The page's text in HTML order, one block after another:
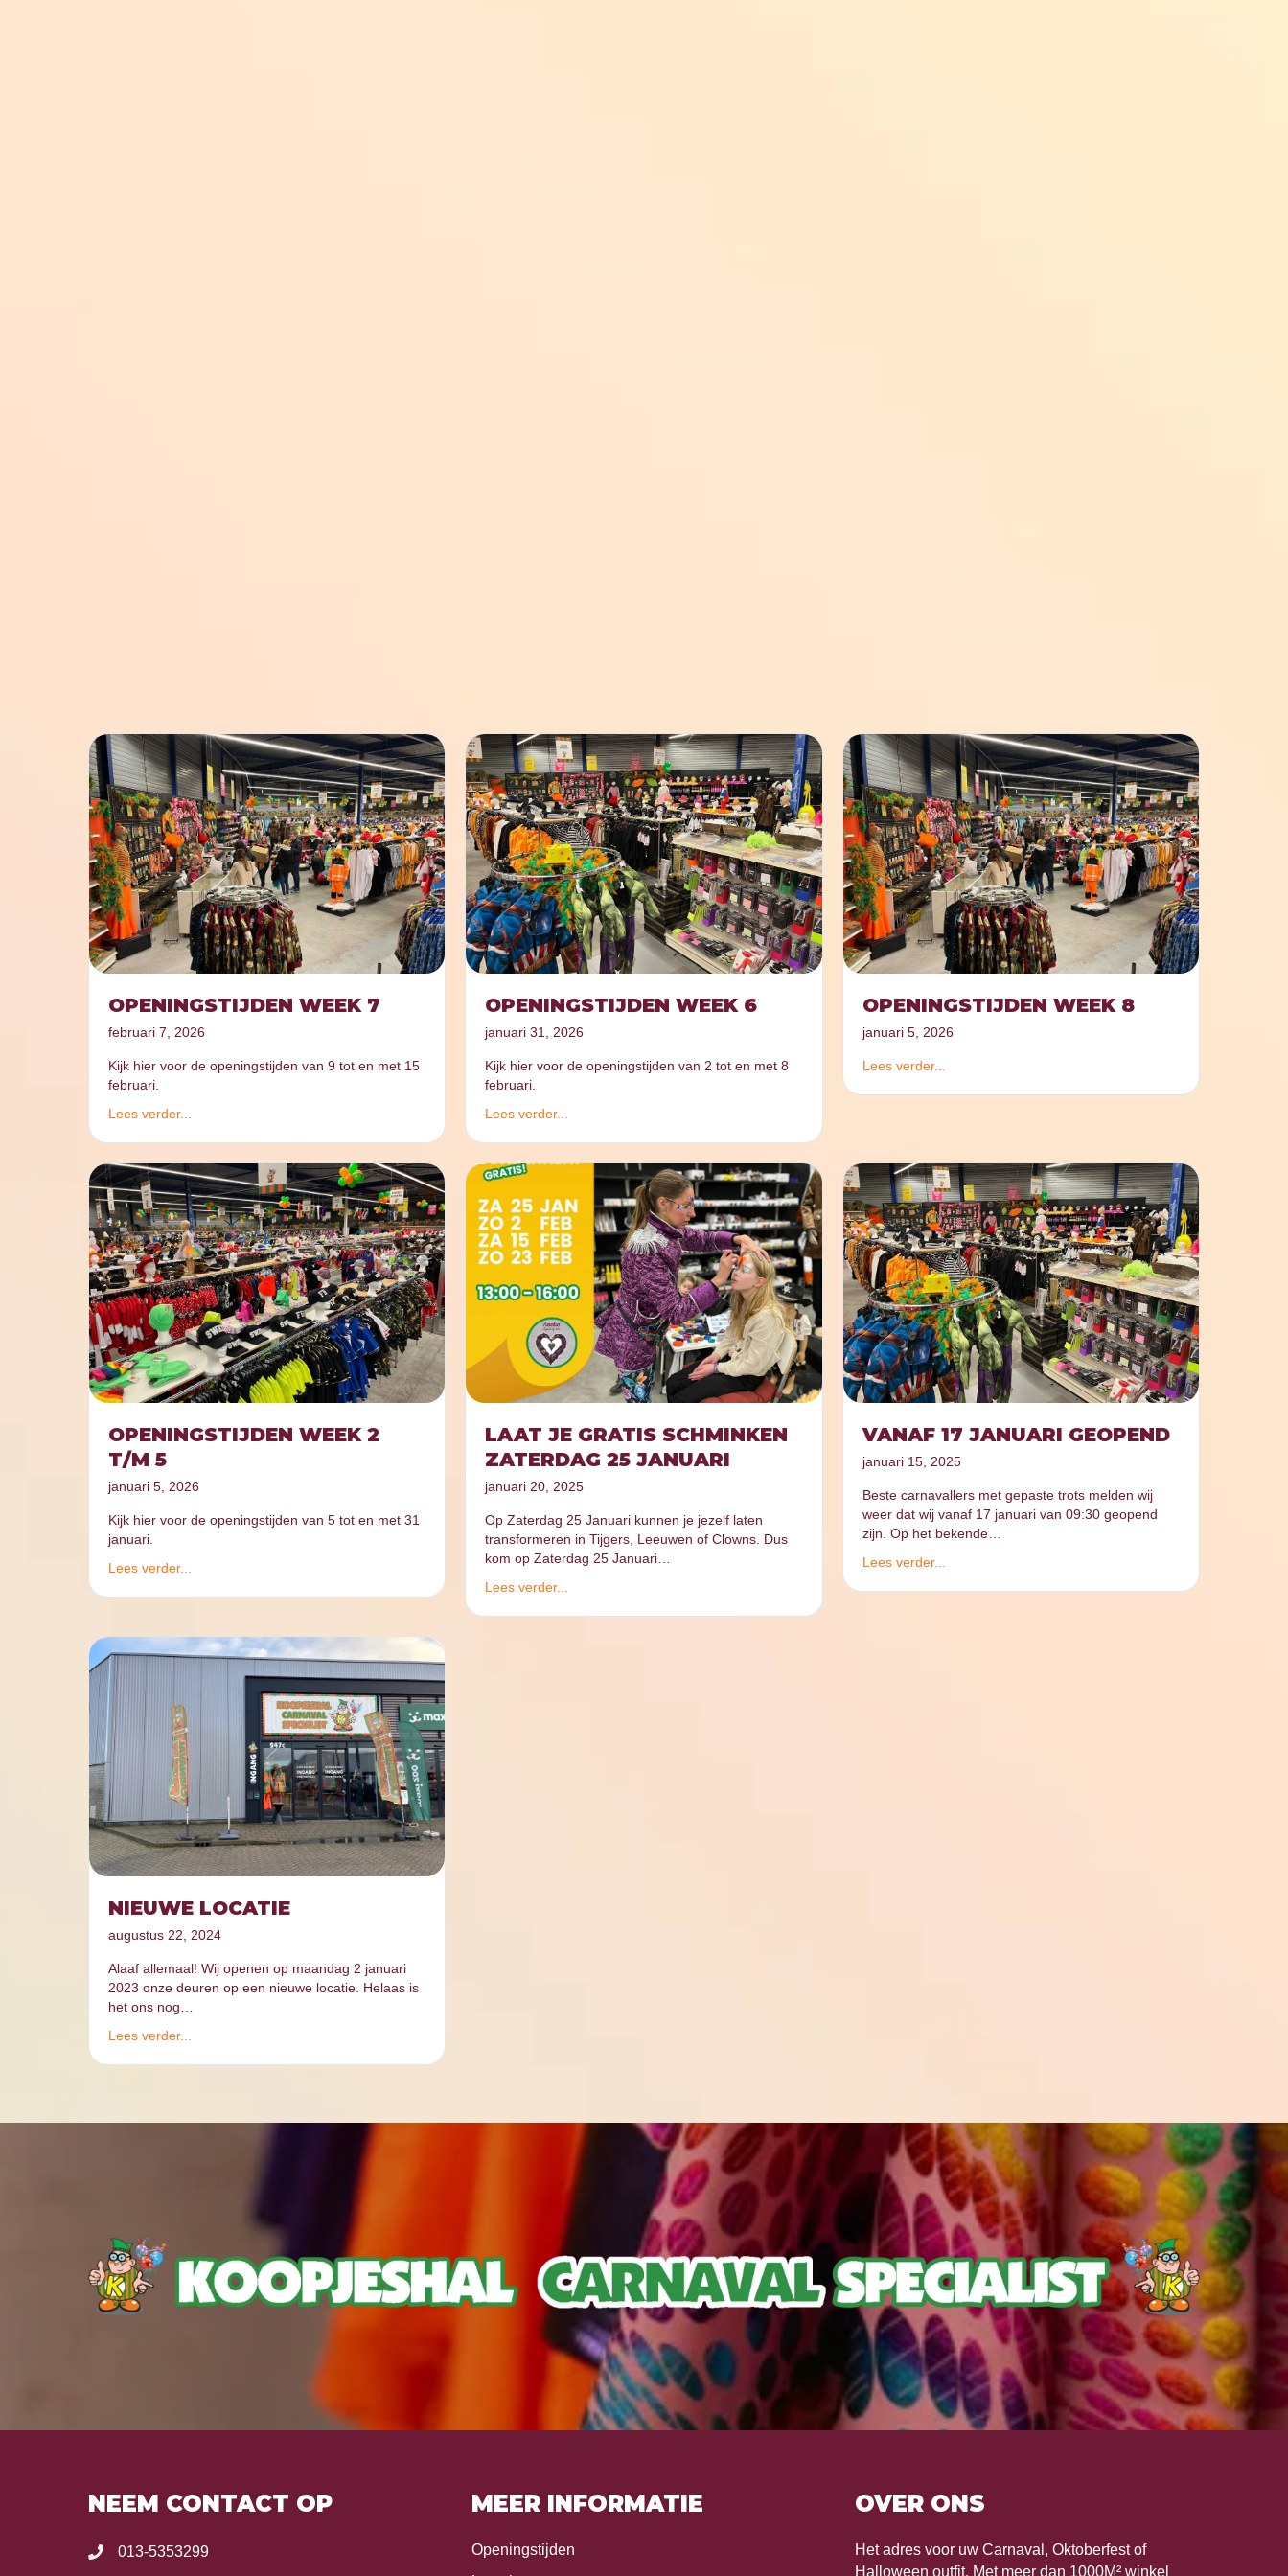
OPENINGSTIJDEN WEEK 7
februari 7, 2026
Kijk hier voor de openingstijden van 9 tot en met 15
februari.
Lees verder...
OPENINGSTIJDEN WEEK 6
januari 31, 2026
Kijk hier voor de openingstijden van 2 tot en met 8
februari.
Lees verder...
OPENINGSTIJDEN WEEK 8
januari 5, 2026
Lees verder...
OPENINGSTIJDEN WEEK 2
T/M 5
januari 5, 2026
Kijk hier voor de openingstijden van 5 tot en met 31
januari.
Lees verder...
LAAT JE GRATIS SCHMINKEN
ZATERDAG 25 JANUARI
januari 20, 2025
Op Zaterdag 25 Januari kunnen je jezelf laten
transformeren in Tijgers, Leeuwen of Clowns. Dus
kom op Zaterdag 25 Januari…
Lees verder...
VANAF 17 JANUARI GEOPEND
januari 15, 2025
Beste carnavallers met gepaste trots melden wij
weer dat wij vanaf 17 januari van 09:30 geopend
zijn. Op het bekende…
Lees verder...
NIEUWE LOCATIE
augustus 22, 2024
Alaaf allemaal! Wij openen op maandag 2 januari
2023 onze deuren op een nieuwe locatie. Helaas is
het ons nog…
Lees verder...
NEEM CONTACT OP
013-5353299
MEER INFORMATIE
Openingstijden
OVER ONS
Het adres voor uw Carnaval, Oktoberfest of
Halloween outfit. Met meer dan 1000M² winkel